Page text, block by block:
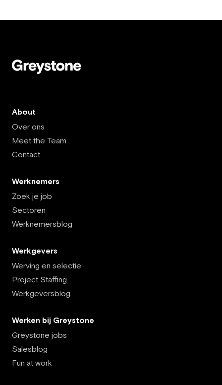
About
Over ons
Meet the Team
Contact
Werknemers
Zoek je job
Sectoren
Werknemersblog
Werkgevers
Werving en selectie
Project Staffing
Werkgeversblog
Werken bij Greystone
Greystone jobs
Salesblog
Fun at work